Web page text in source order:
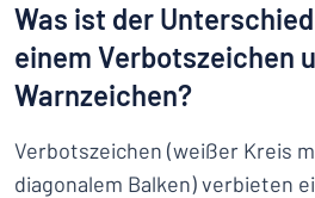
Was ist der
einem Verbotszeichen
Warnzeichen?
Verbotszeichen (weißer Kreis
diagonalem Balken) verbieten